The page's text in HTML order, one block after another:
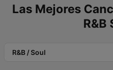
Las Mejores
R&B
R&B / Soul